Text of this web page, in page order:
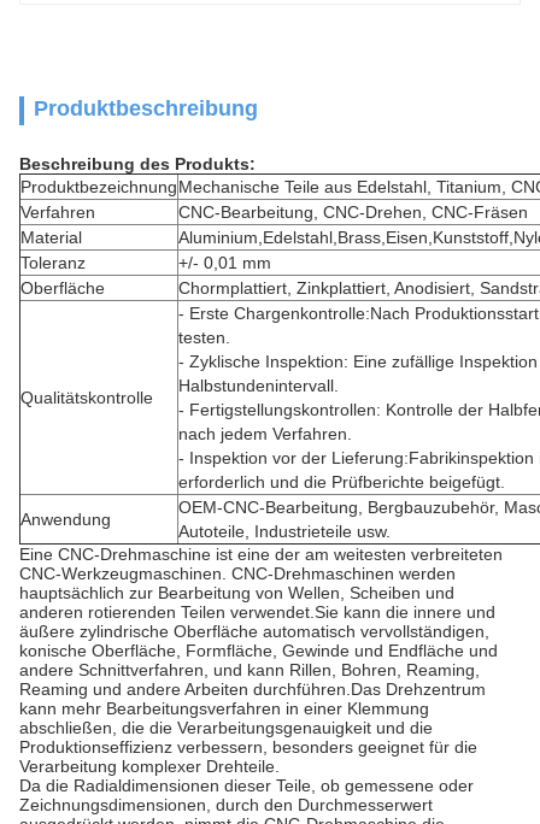
Produktbeschreibung
Beschreibung des Produkts:
ProduktbezeichnungMechanische Teile aus Edelstahl, Titanium,
Verfahren
CNC-Bearbeitung, CNC-Drehen, CNC-Fräsen
Material
Toleranz
+/- 0,01 mm
Oberfläche
Chormplattiert, Zinkplattiert, Anodisiert,
Qualitätskontrolle
- Erste Chargenkontrolle:Nach
testen.
- Zyklische Inspektion: Eine zufällige
Halbstundenintervall.
- Fertigstellungskontrollen: Kontrolle der
nach jedem Verfahren.
- Inspektion vor der
erforderlich und die Prüfberichte beigefügt.
Anwendung
OEM-CNC-Bearbeitung, Bergbauzubehör,
Autoteile, Industrieteile usw.
Eine CNC-Drehmaschine ist eine der am weitesten verbreiteten
CNC-Werkzeugmaschinen. CNC-Drehmaschinen werden
hauptsächlich zur Bearbeitung von Wellen, Scheiben und
anderen rotierenden Teilen verwendet.Sie kann die innere und
äußere zylindrische Oberfläche automatisch vervollständigen,
konische Oberfläche, Formfläche, Gewinde und Endfläche und
andere Schnittverfahren, und kann Rillen, Bohren, Reaming,
Reaming und andere Arbeiten durchführen.Das Drehzentrum
kann mehr Bearbeitungsverfahren in einer Klemmung
abschließen, die die Verarbeitungsgenauigkeit und die
Produktionseffizienz verbessern, besonders geeignet für die
Verarbeitung komplexer Drehteile.
Da die Radialdimensionen dieser Teile, ob gemessene oder
Zeichnungsdimensionen, durch den Durchmesserwert